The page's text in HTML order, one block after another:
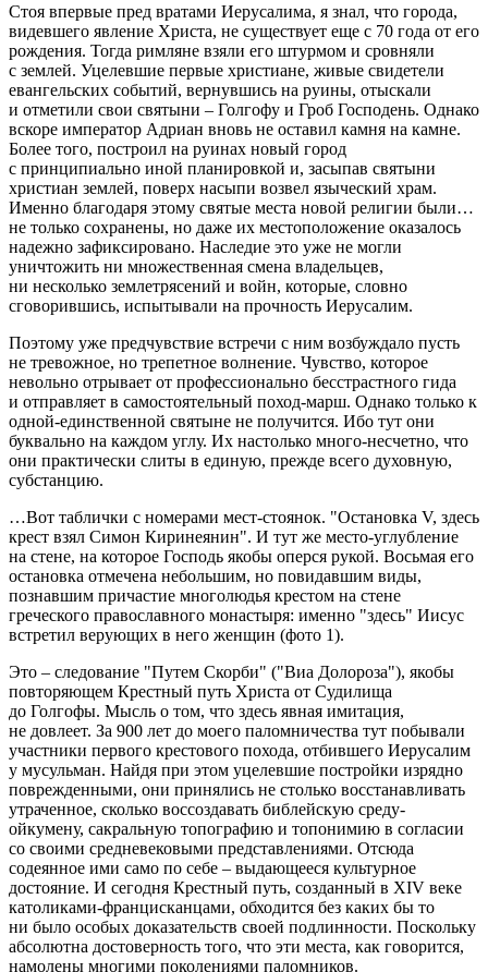
Стоя впервые пред вратами Иерусалима, я знал, что города,
видевшего явление Христа, не существует еще с 70 года от его
рождения. Тогда римляне взяли его штурмом и сровняли
с землей. Уцелевшие первые христиане, живые свидетели
евангельских событий, вернувшись на руины, отыскали
и отметили свои святыни – Голгофу и Гроб Господень. Однако
вскоре император Адриан вновь не оставил камня на камне.
Более того, построил на руинах новый город
с принципиально иной планировкой и, засыпав святыни
христиан землей, поверх насыпи возвел языческий храм.
Именно благодаря этому святые места новой религии были…
не только сохранены, но даже их местоположение оказалось
надежно зафиксировано. Наследие это уже не могли
уничтожить ни множественная смена владельцев,
ни несколько землетрясений и войн, которые, словно
сговорившись, испытывали на прочность Иерусалим.
Поэтому уже предчувствие встречи с ним возбуждало пусть
не тревожное, но трепетное волнение. Чувство, которое
невольно отрывает от профессионально бесстрастного гида
и отправляет в самостоятельный поход-марш. Однако только к
одной-единственной святыне не получится. Ибо тут они
буквально на каждом углу. Их настолько много-несчетно, что
они практически слиты в единую, прежде всего духовную,
субстанцию.
…Вот таблички с номерами мест-стоянок. "Остановка V, здесь
крест взял Симон Киринеянин". И тут же место-углубление
на стене, на которое Господь якобы оперся рукой. Восьмая его
остановка отмечена небольшим, но повидавшим виды,
познавшим причастие многолюдья крестом на стене
греческого православного монастыря: именно "здесь" Иисус
встретил верующих в него женщин (фото 1).
Это – следование "Путем Скорби" ("Виа Долороза"), якобы
повторяющем Крестный путь Христа от Судилища
до Голгофы. Мысль о том, что здесь явная имитация,
не довлеет. За 900 лет до моего паломничества тут побывали
участники первого крестового похода, отбившего Иерусалим
у мусульман. Найдя при этом уцелевшие постройки изрядно
поврежденными, они принялись не столько восстанавливать
утраченное, сколько воссоздавать библейскую среду-
ойкумену, сакральную топографию и топонимию в согласии
со своими средневековыми представлениями. Отсюда
содеянное ими само по себе – выдающееся культурное
достояние. И сегодня Крестный путь, созданный в XIV веке
католиками-францисканцами, обходится без каких бы то
ни было особых доказательств своей подлинности. Поскольку
абсолютна достоверность того, что эти места, как говорится,
намолены многими поколениями паломников.